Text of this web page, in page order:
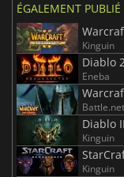
ÉGALEMENT
Kinguin
Diablo
Eneba
Battle.net
Diablo
Kinguin
Kinguin